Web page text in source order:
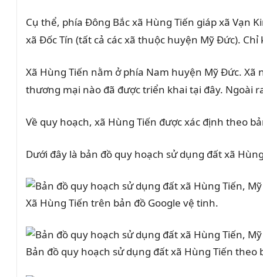
Cụ thể, phía Đông Bắc xã Hùng Tiến giáp xã Vạn
xã Đốc Tín (tất cả các xã thuộc huyện Mỹ Đức).
Xã Hùng Tiến nằm ở phía Nam huyện Mỹ Đức.
thương mại nào đã được triển khai tại đây. Ngoài
Về quy hoạch, xã Hùng Tiến được xác định theo
Dưới đây là bản đồ quy hoạch sử dụng đất xã
Xã Hùng Tiến trên bản đồ Google vệ tinh.
Bản đồ quy hoạch sử dụng đất xã Hùng Tiến